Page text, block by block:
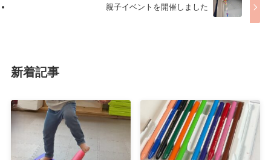
親子イベントを開催しました
新着記事